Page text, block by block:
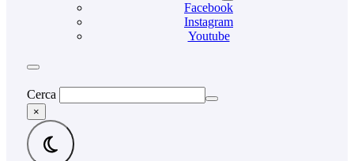
Facebook
Instagram
Youtube
Cerca
×